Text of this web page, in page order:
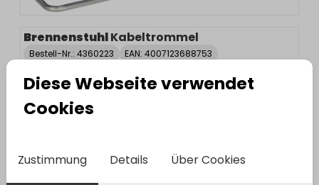
BrennenstuhlKabeltrommel
Bestell-Nr.: 4360223 EAN: 4007123688753
Diese Webseite verwendet
Cookies
Zustimmung Details Über Cookies